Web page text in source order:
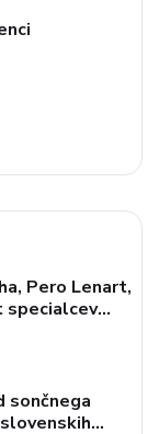
Pero Lenart,
specialcev
sončnega